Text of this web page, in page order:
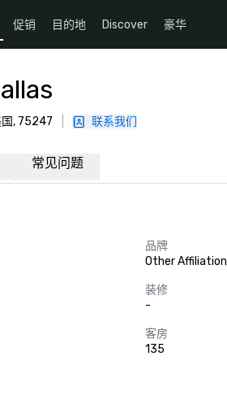
促销 目的地 Discover 豪华
国, 75247 联系我们
常见问题
品牌
Other Affiliation
装修
-
客房
135